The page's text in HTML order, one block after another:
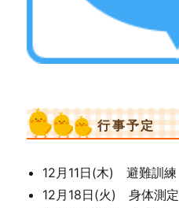
行事予定
12月11日(木) 避難訓練
12月18日(火) 身体測定